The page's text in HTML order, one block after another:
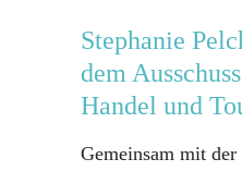
Stephanie
dem
Handel und
Gemeinsam mit